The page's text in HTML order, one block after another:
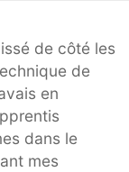
de côté les
de
en
dans le
mes